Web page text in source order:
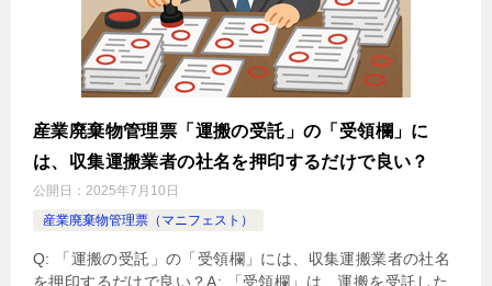
産業廃棄物管理票「運搬の受託」の「受領欄」に
は、収集運搬業者の社名を押印するだけで良い？
公開日： 2025年7月10日
産業廃棄物管理票（マニフェスト）
Q: 「運搬の受託」の「受領欄」には、収集運搬業者の社名
を押印するだけで良い？A: 「受領欄」は、運搬を受託した